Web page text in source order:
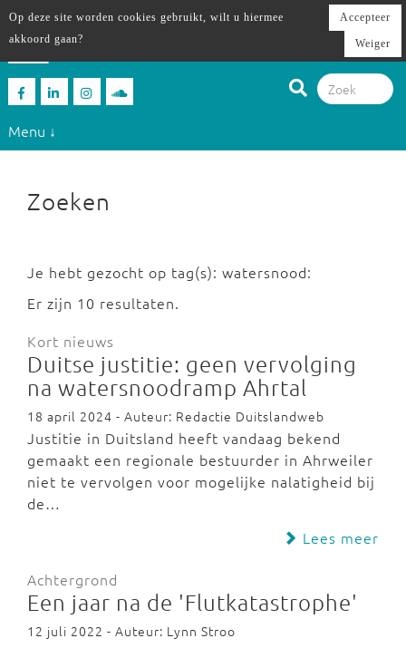
Menu ↓
Zoeken
Je hebt gezocht op tag(s): watersnood:
Er zijn 10 resultaten.
Kort nieuws
Duitse justitie: geen vervolging
na watersnoodramp Ahrtal
18 april 2024 - Auteur: Redactie Duitslandweb
Justitie in Duitsland heeft vandaag bekend
gemaakt een regionale bestuurder in Ahrweiler
niet te vervolgen voor mogelijke nalatigheid bij
de…
Lees meer
Achtergrond
Een jaar na de 'Flutkatastrophe'
12 juli 2022 - Auteur: Lynn Stroo
Op deze site worden cookies gebruikt, wilt u hiermee
akkoord gaan?
Accepteer
Weiger